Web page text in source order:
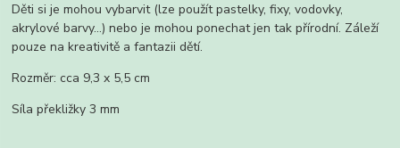
Děti si je mohou vybarvit (lze použít pastelky, fixy, vodovky,
akrylové barvy...) nebo je mohou ponechat jen tak přírodní. Záleží
pouze na kreativitě a fantazii dětí.
Rozměr: cca 9,3 x 5,5 cm
Síla překližky 3 mm